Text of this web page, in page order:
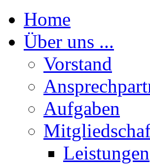
Home
Über uns ...
Vorstand
Aufgaben
Leistungen